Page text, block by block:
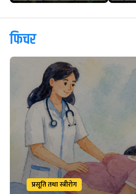
फिचर
प्रसूति तथा स्त्रीरोग